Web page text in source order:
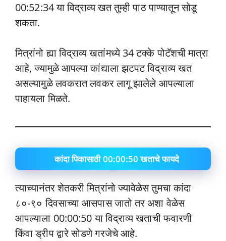
00:52:34 या विद्राव्य खत तुम्ही पाठ पाण्यातून सोडू
शकता.
मित्रांनो ह्या विद्राव्य खतांमध्ये 34 टक्के पोटॅशची मात्रा
आहे, ज्यामुळे आपल्या कांद्याला झटपट विद्राव्य खत
असल्यामुळे लवकरात लवकर लागू झालेले आपल्याला
पाहायला मिळते.
कांदा पिकासाठी 00:00:50 खताचे फायदे
त्याच्यानंतर शेतकरी मित्रांनो ज्यावेळेस तुमचा कांदा
८०-९० दिवसाच्या आसपास जातो तर अशा वेळेस
आपल्याला 00:00:50 या विद्राव्य खताची फवारणी
किंवा ड्रीप द्वारे सोडणे गरजेचे आहे.